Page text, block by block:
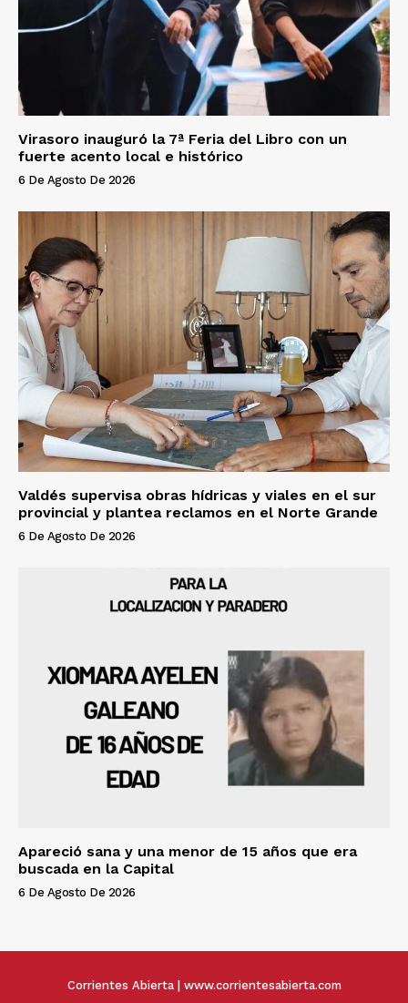
Virasoro inauguró la 7ª Feria del Libro con un
fuerte acento local e histórico
6 De Agosto De 2026
Valdés supervisa obras hídricas y viales en el sur
provincial y plantea reclamos en el Norte Grande
6 De Agosto De 2026
Apareció sana y una menor de 15 años que era
buscada en la Capital
6 De Agosto De 2026
Corrientes Abierta | www.corrientesabierta.com